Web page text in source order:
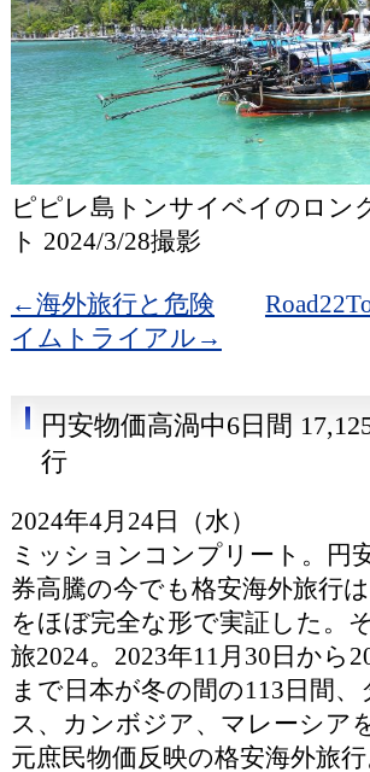
ピピレ島トンサイベイのロン
ト 2024/3/28撮影
←海外旅行と危険
イムトライアル→
円安物価高渦中6日間
行
2024年4月24日（水）
ミッションコンプリート。円
券高騰の今でも格安海外旅行
をほぼ完全な形で実証した。
旅2024。2023年11月30日から
まで日本が冬の間の113日間、
ス、カンボジア、マレーシア
元庶民物価反映の格安海外旅